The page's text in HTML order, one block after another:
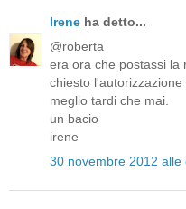
Irene ha detto...
@roberta
era ora che postassi la
chiesto
meglio tardi che mai.
un bacio
irene
30 novembre 2012 alle